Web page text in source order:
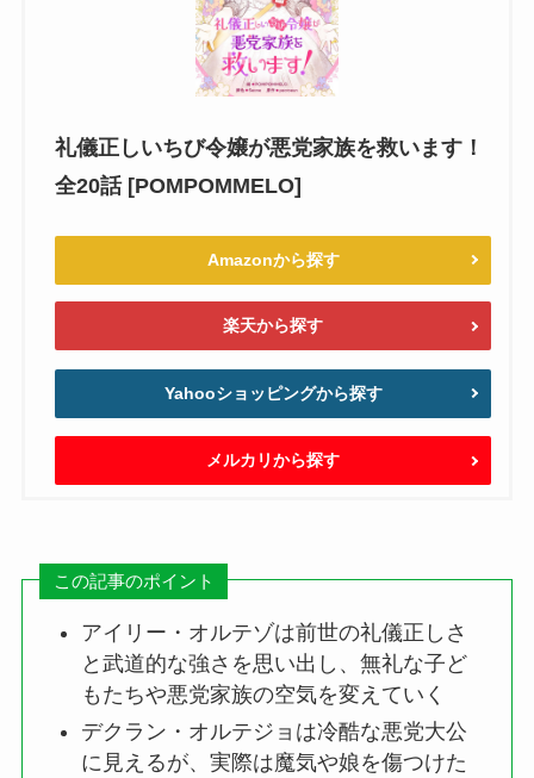
礼儀正しいちび令嬢が悪党家族を救います！
全20話 [POMPOMMELO]
Amazonから探す
楽天から探す
Yahooショッピングから探す
メルカリから探す
この記事のポイント
アイリー・オルテゾは前世の礼儀正しさ
と武道的な強さを思い出し、無礼な子ど
もたちや悪党家族の空気を変えていく
デクラン・オルテジョは冷酷な悪党大公
に見えるが、実際は魔気や娘を傷つけた